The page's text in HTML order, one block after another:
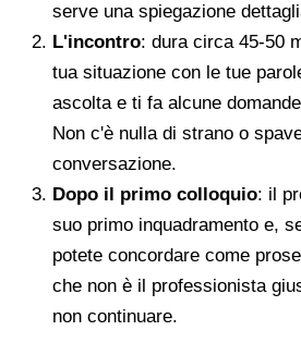
serve una spiegazione
L'incontro: dura circa 45-50
tua situazione con le tue
ascolta e ti fa alcune
Non c'è nulla di strano o
conversazione.
Dopo il primo colloquio: il
suo primo inquadramento e,
potete concordare come
che non è il professionista
non continuare.